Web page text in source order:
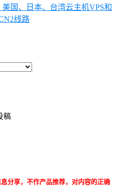
国、日本、台湾云主机VPS和
线路
稿
分享，不作产品推荐，对内容的正确